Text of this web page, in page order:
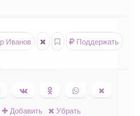
Иванов Поддержать
ссылку
Поделиться в Telegram
Поделиться ВКонтакте
Поделиться в
Одноклассниках
Поделиться в
WhatsApp
в X
Добавить Убрать